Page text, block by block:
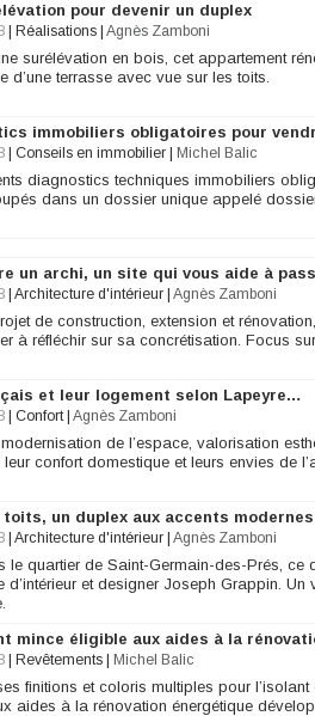
pour devenir un duplex
Réalisations Agnès Zamboni
surélévation en bois, cet appartement
d’une terrasse avec vue sur les toits.
immobiliers obligatoires pour
Conseils en immobilier Michel Balic
diagnostics techniques immobiliers
dans un dossier unique appelé
un archi, un site qui vous aide à
Architecture d'intérieur Agnès Zamboni
de construction, extension et
à réfléchir sur sa concrétisation. Focus
et leur logement selon Lapeyre…
Confort| Agnès Zamboni
de l’espace, valorisation
confort domestique et leurs envies de
toits, un duplex aux accents modernes
Architecture d'intérieur Agnès Zamboni
le quartier de Saint-Germain-des-Prés, ce
d’intérieur et designer Joseph Grappin.
mince éligible aux aides à la
Revêtements Michel Balic
finitions et coloris multiples pour
aides à la rénovation énergétique